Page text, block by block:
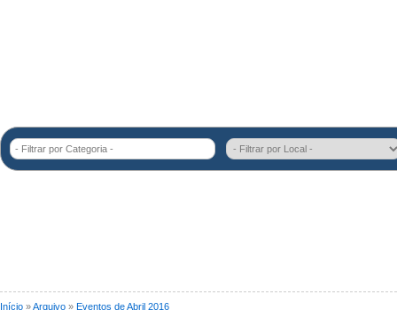
- Filtrar por Categoria -
Início »Arquivo » Eventos de Abril 2016